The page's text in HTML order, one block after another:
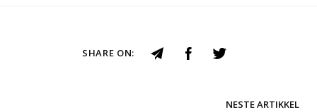
SHARE ON:
NESTE ARTIKKEL